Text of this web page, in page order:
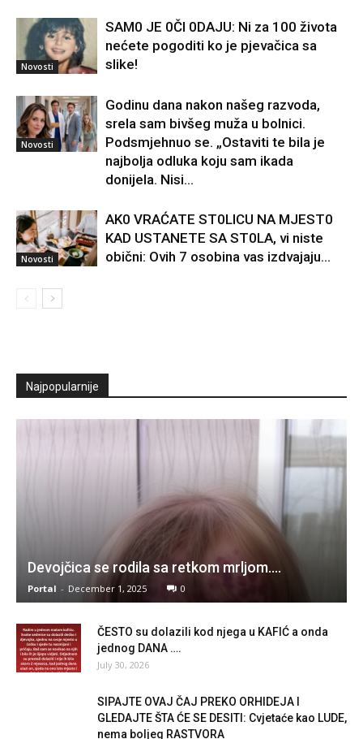
Novosti
SAM0 JE 0Čl 0DAJU: Ni za 100 života
nećete pogoditi ko je pjevačica sa
slike!
Novosti
Godinu dana nakon našeg razvoda,
srela sam bivšeg muža u bolnici.
Podsmjehnuo se. „Ostaviti te bila je
najbolja odluka koju sam ikada
donijela. Nisi...
Novosti
AK0 VRAĆATE ST0LlCU NA MJEST0
KAD USTANETE SA ST0LA, vi niste
obični: Ovih 7 osobina vas izdvajaju…
Najpopularnije
Devojčica se rodila sa retkom mrljom….
Portal - December 1, 2025 0
ČESTO su dolazili kod njega u KAFIĆ a onda
jednog DANA ….
July 30, 2026
SIPAJTE OVAJ ČAJ PREKO ORHIDEJA I
GLEDAJTE ŠTA ĆE SE DESITI: Cvjetaće kao LUDE,
nema boljeg RASTVORA